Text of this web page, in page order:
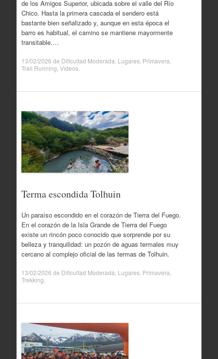
de los Amigos Superior, ubicada sobre el valle del Río
Chico. Hasta la primera cascada el sendero está
bastante bien señalizado y, aunque en esta época el
barro es habitual, el camino se mantiene mayormente
transitable.…
13/02/2026 de Dificultad Moderada Lugares, Primavera
Trail Running Videos.
Terma escondida Tolhuin
Un paraíso escondido en el corazón de Tierra del Fuego.
En el corazón de la Isla Grande de Tierra del Fuego
existe un rincón poco conocido que sorprende por su
belleza y tranquilidad: un pozón de aguas termales muy
cercano al complejo oficial de las termas de Tolhuin.
13/02/2026 de Dificultad Moderada Lugares, Primavera
Trekking